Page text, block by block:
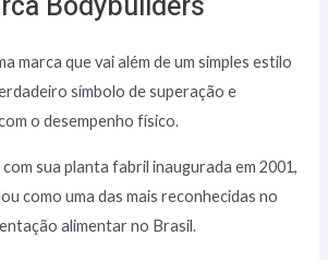
marca que vai além de um simples estilo
símbolo de superação e
o desempenho físico.
com sua planta fabril inaugurada em 2001,
como uma das mais reconhecidas no
alimentar no Brasil.